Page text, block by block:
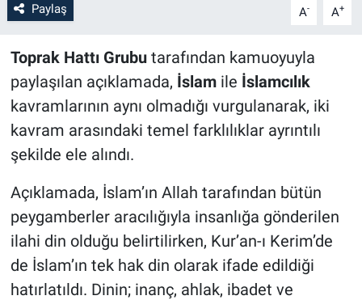
Paylaş A- A+
Toprak Hattı Grubu tarafından kamuoyuyla
paylaşılan açıklamada, İslamile İslamcılık
kavramlarının aynı olmadığı vurgulanarak, iki
kavram arasındaki temel farklılıklar ayrıntılı
şekilde ele alındı.
Açıklamada, İslam’ın Allah tarafından bütün
peygamberler aracılığıyla insanlığa gönderilen
ilahi din olduğu belirtilirken, Kur’an-ı Kerim’de
de İslam’ın tek hak din olarak ifade edildiği
hatırlatıldı. Dinin; inanç, ahlak, ibadet ve